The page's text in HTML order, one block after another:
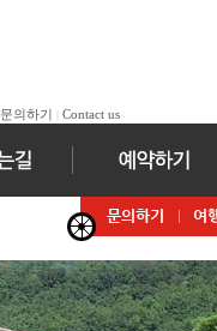
문의하기 Contact us